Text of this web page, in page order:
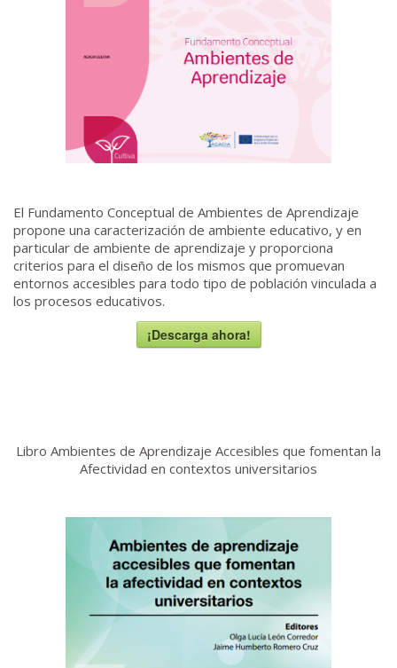
El Fundamento Conceptual de Ambientes de Aprendizaje
propone una caracterización de ambiente educativo, y en
particular de ambiente de aprendizaje y proporciona
criterios para el diseño de los mismos que promuevan
entornos accesibles para todo tipo de población vinculada a
los procesos educativos.
¡Descarga ahora!
Libro Ambientes de Aprendizaje Accesibles que fomentan la
Afectividad en contextos universitarios